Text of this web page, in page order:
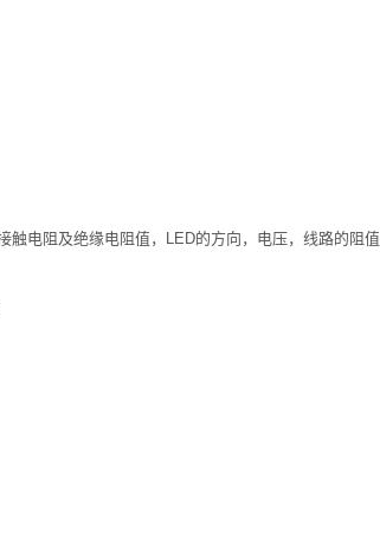
电阻及绝缘电阻值，LED的方向，电压，线路的阻值